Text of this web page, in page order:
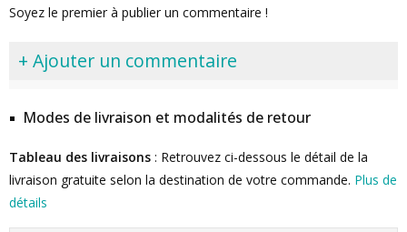
Soyez le premier à publier un commentaire !
+ Ajouter un commentaire
Modes de livraison et modalités de retour
Tableau des livraisons : Retrouvez ci-dessous le détail de la
livraison gratuite selon la destination de votre commande. Plus de
détails